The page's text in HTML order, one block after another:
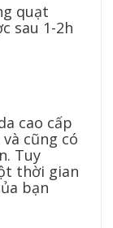
quạt
sau 1-2h
cao cấp
cũng có
Tuy
thời gian
bạn